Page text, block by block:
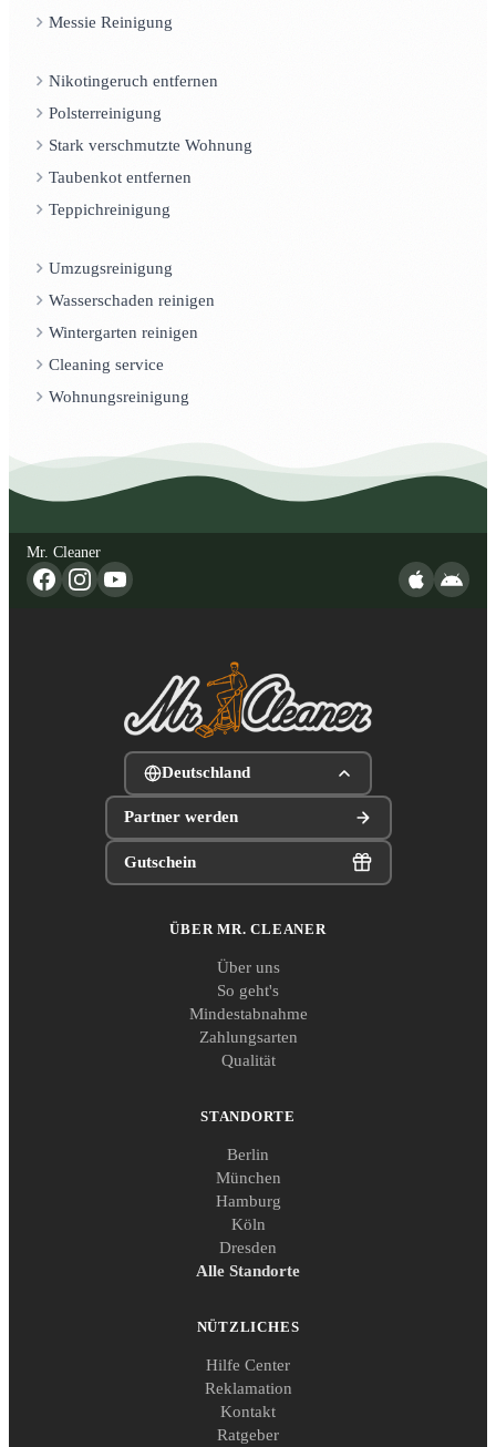
Messie Reinigung
Nikotingeruch entfernen
Polsterreinigung
Stark verschmutzte Wohnung
Taubenkot entfernen
Teppichreinigung
Umzugsreinigung
Wasserschaden reinigen
Wintergarten reinigen
Cleaning service
Wohnungsreinigung
Mr. Cleaner
Deutschland
Partner werden
Gutschein
ÜBER MR. CLEANER
Über uns
So geht's
Mindestabnahme
Zahlungsarten
Qualität
STANDORTE
Berlin
München
Hamburg
Köln
Dresden
Alle Standorte
NÜTZLICHES
Hilfe Center
Reklamation
Kontakt
Ratgeber